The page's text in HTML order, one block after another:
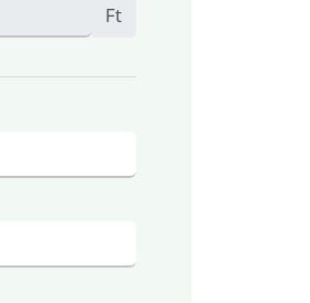
Ft